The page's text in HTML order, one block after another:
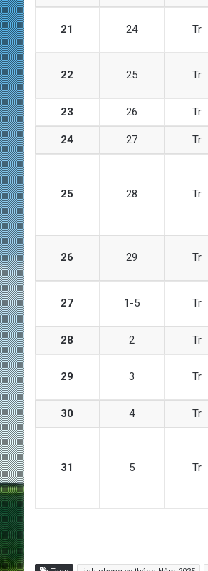
21 24 Tr
22 25 Tr
23 26 Tr
24 27 Tr
25 28 Tr
26 29 Tr
27 1-5 Tr
28 2 Tr
29 3 Tr
30 4 Tr
31 5 Tr